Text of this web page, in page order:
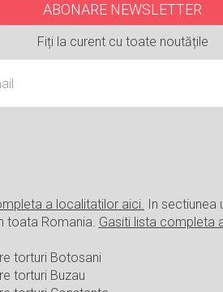
ABONARE NEWSLETTER
Fiți la curent cu toate noutățile
a localitatilor aici. In
toata Romania. Gasiti lista completa
torturi Botosani
torturi Buzau